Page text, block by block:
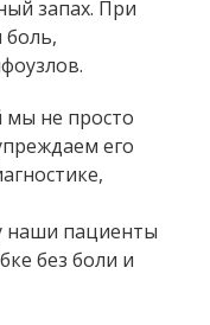
запах. При
мы не просто
его
наши пациенты
без боли и